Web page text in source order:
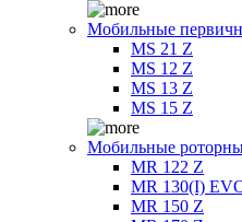
Мобильные
MS 21 Z
MS 12 Z
MS 13 Z
MS 15 Z
Мобильные
MR 122 Z
MR 130(I)
MR 150 Z